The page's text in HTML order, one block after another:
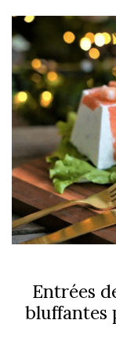
Entrées
bluffantes